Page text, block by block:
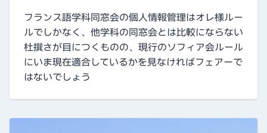
フランス語学科同窓会の個人情報管理はオレ様ルー
ルでしかなく、他学科の同窓会とは比較にならない
杜撰さが目につくものの、現行のソフィア会ルール
にいま現在適合しているかを見なければフェアーで
はないでしょう